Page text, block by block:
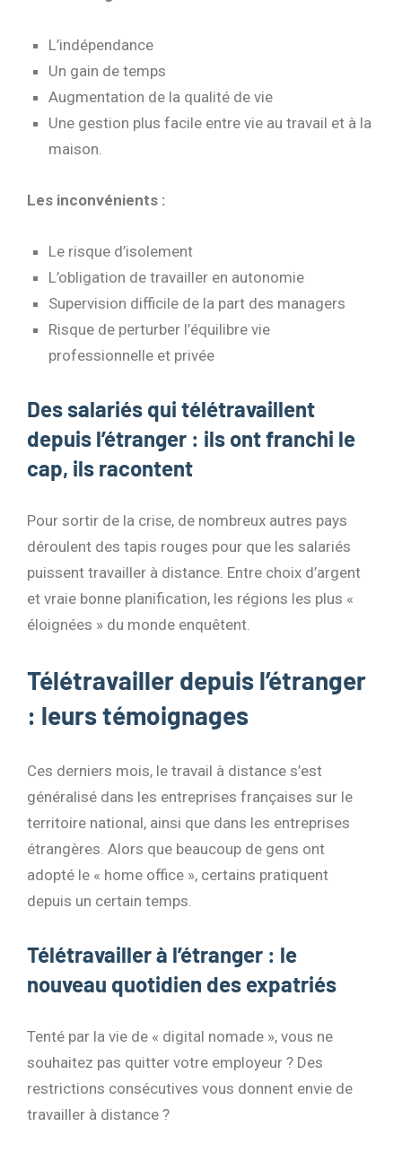
L’indépendance
Un gain de temps
Augmentation de la qualité de vie
Une gestion plus facile entre vie au travail et à la
maison.
Les inconvénients :
Le risque d’isolement
L’obligation de travailler en autonomie
Supervision difficile de la part des managers
Risque de perturber l’équilibre vie
professionnelle et privée
Des salariés qui télétravaillent
depuis l’étranger : ils ont franchi le
cap, ils racontent
Pour sortir de la crise, de nombreux autres pays
déroulent des tapis rouges pour que les salariés
puissent travailler à distance. Entre choix d’argent
et vraie bonne planification, les régions les plus «
éloignées » du monde enquêtent.
Télétravailler depuis l’étranger
: leurs témoignages
Ces derniers mois, le travail à distance s’est
généralisé dans les entreprises françaises sur le
territoire national, ainsi que dans les entreprises
étrangères. Alors que beaucoup de gens ont
adopté le « home office », certains pratiquent
depuis un certain temps.
Télétravailler à l’étranger : le
nouveau quotidien des expatriés
Tenté par la vie de « digital nomade », vous ne
souhaitez pas quitter votre employeur ? Des
restrictions consécutives vous donnent envie de
travailler à distance ?